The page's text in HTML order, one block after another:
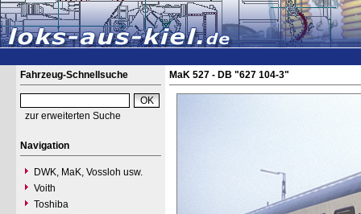
Fahrzeug-Schnellsuche
zur erweiterten Suche
Navigation
DWK, MaK, Vossloh usw.
Voith
Toshiba
MaK 527 - DB "627 104-3"